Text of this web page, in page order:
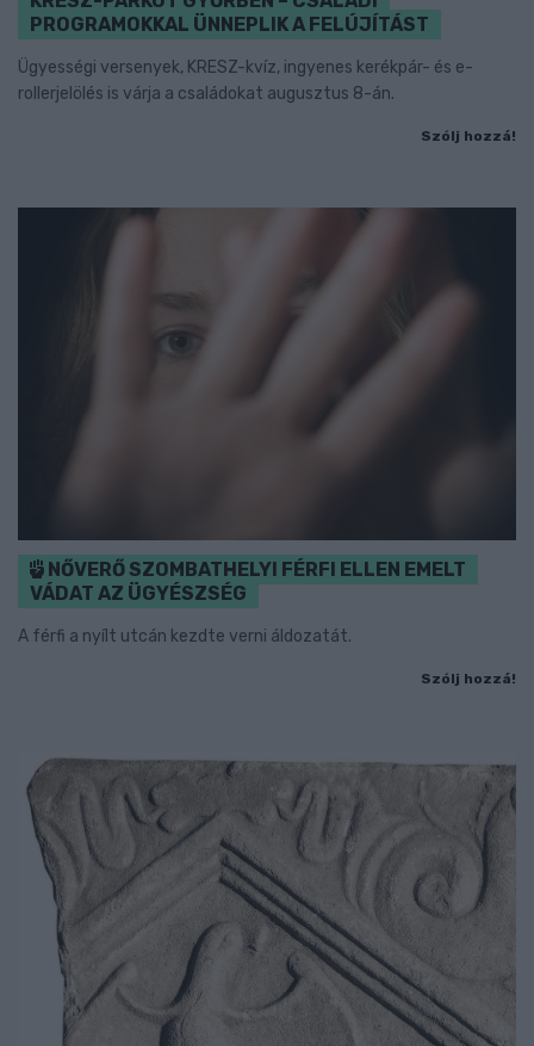
PROGRAMOKKAL ÜNNEPLIK A FELÚJÍTÁST
Ügyességi versenyek, KRESZ-kvíz, ingyenes kerékpár- és e-
rollerjelölés is várja a családokat augusztus 8-án.
Szólj hozzá!
NŐVERŐ SZOMBATHELYI FÉRFI ELLEN EMELT
VÁDAT AZ ÜGYÉSZSÉG
A férfi a nyílt utcán kezdte verni áldozatát.
Szólj hozzá!